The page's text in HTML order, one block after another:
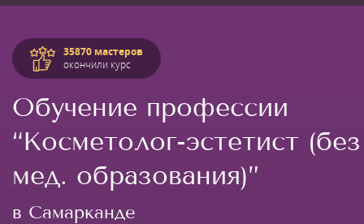
35870 мастеров
окончили курс
Обучение профессии
“Косметолог-эстетист (без
мед. образования)”
в Самарканде